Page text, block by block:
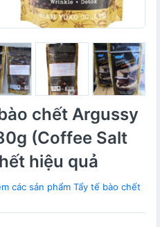
chết Argussy
(Coffee Salt
hiệu quả
các sản phẩm Tẩy tế bào chết